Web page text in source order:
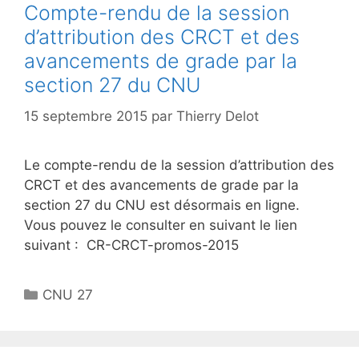
Compte-rendu de la session
d’attribution des CRCT et des
avancements de grade par la
section 27 du CNU
15 septembre 2015 par Thierry Delot
Le compte-rendu de la session d’attribution des
CRCT et des avancements de grade par la
section 27 du CNU est désormais en ligne.
Vous pouvez le consulter en suivant le lien
suivant : CR-CRCT-promos-2015
Catégories
CNU 27